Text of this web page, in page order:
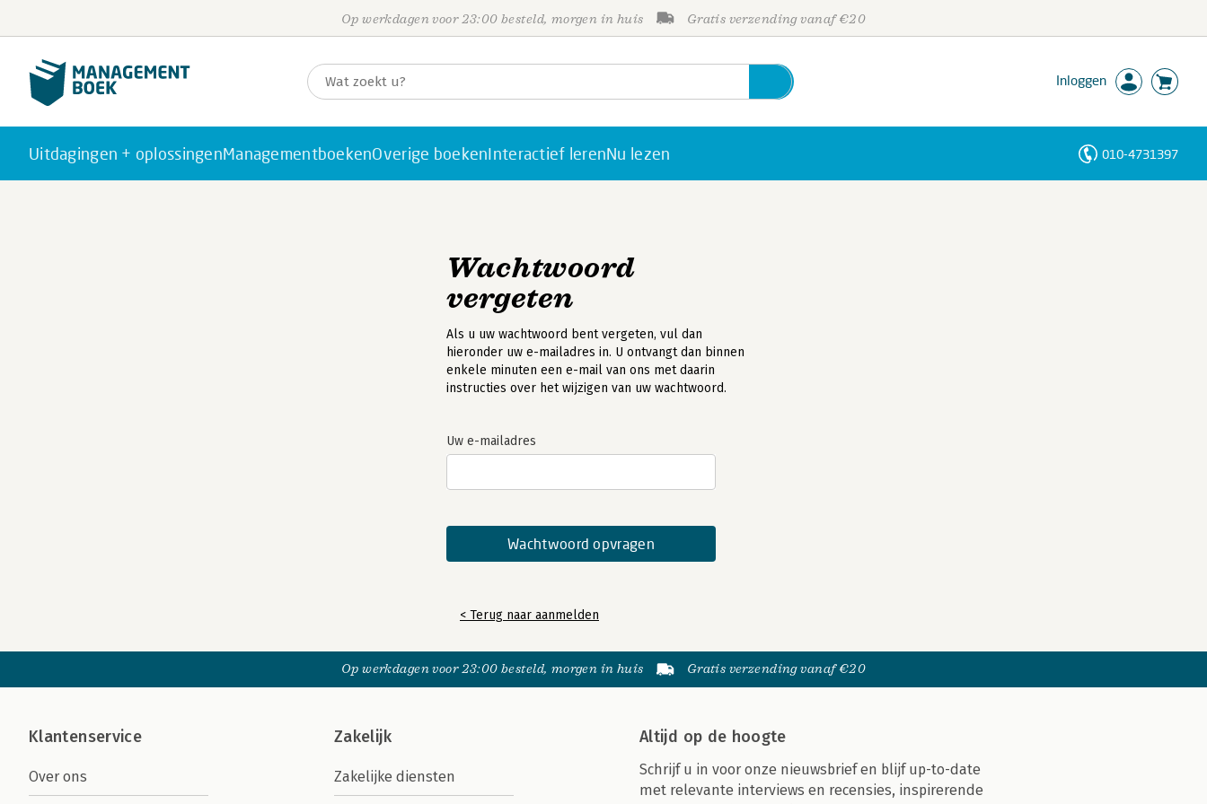
Op werkdagen voor 23:00 besteld, morgen in huis Gratis verzending vanaf €20
Inloggen
Uitdagingen + oplossingenManagementboekenOverige boekenInteractief lerenNu lezen 010-4731397
Wachtwoord
vergeten
Als u uw wachtwoord bent vergeten, vul dan
hieronder uw e-mailadres in. U ontvangt dan binnen
enkele minuten een e-mail van ons met daarin
instructies over het wijzigen van uw wachtwoord.
Uw e-mailadres
< Terug naar aanmelden
Op werkdagen voor 23:00 besteld, morgen in huis Gratis verzending vanaf €20
Klantenservice
Over ons
Zakelijk
Zakelijke diensten
Altijd op de hoogte
Schrijf u in voor onze nieuwsbrief en blijf up-to-date
met relevante interviews en recensies, inspirerende
Personen